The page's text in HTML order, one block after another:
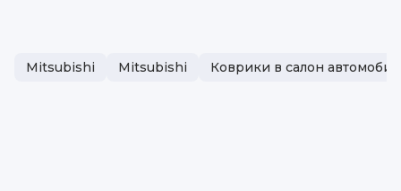
Mitsubishi Mitsubishi Коврики в салон